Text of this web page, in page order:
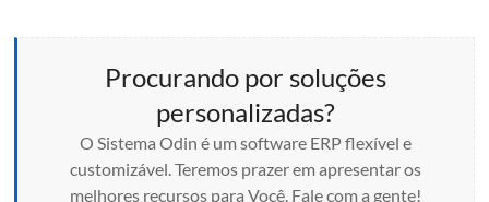
Procurando por soluções
personalizadas?
O Sistema Odin é um software ERP flexível e
customizável. Teremos prazer em apresentar os
melhores recursos para Você. Fale com a gente!